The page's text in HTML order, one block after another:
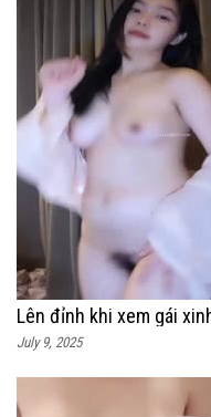
Lên đỉnh khi xem gái
July 9, 2025